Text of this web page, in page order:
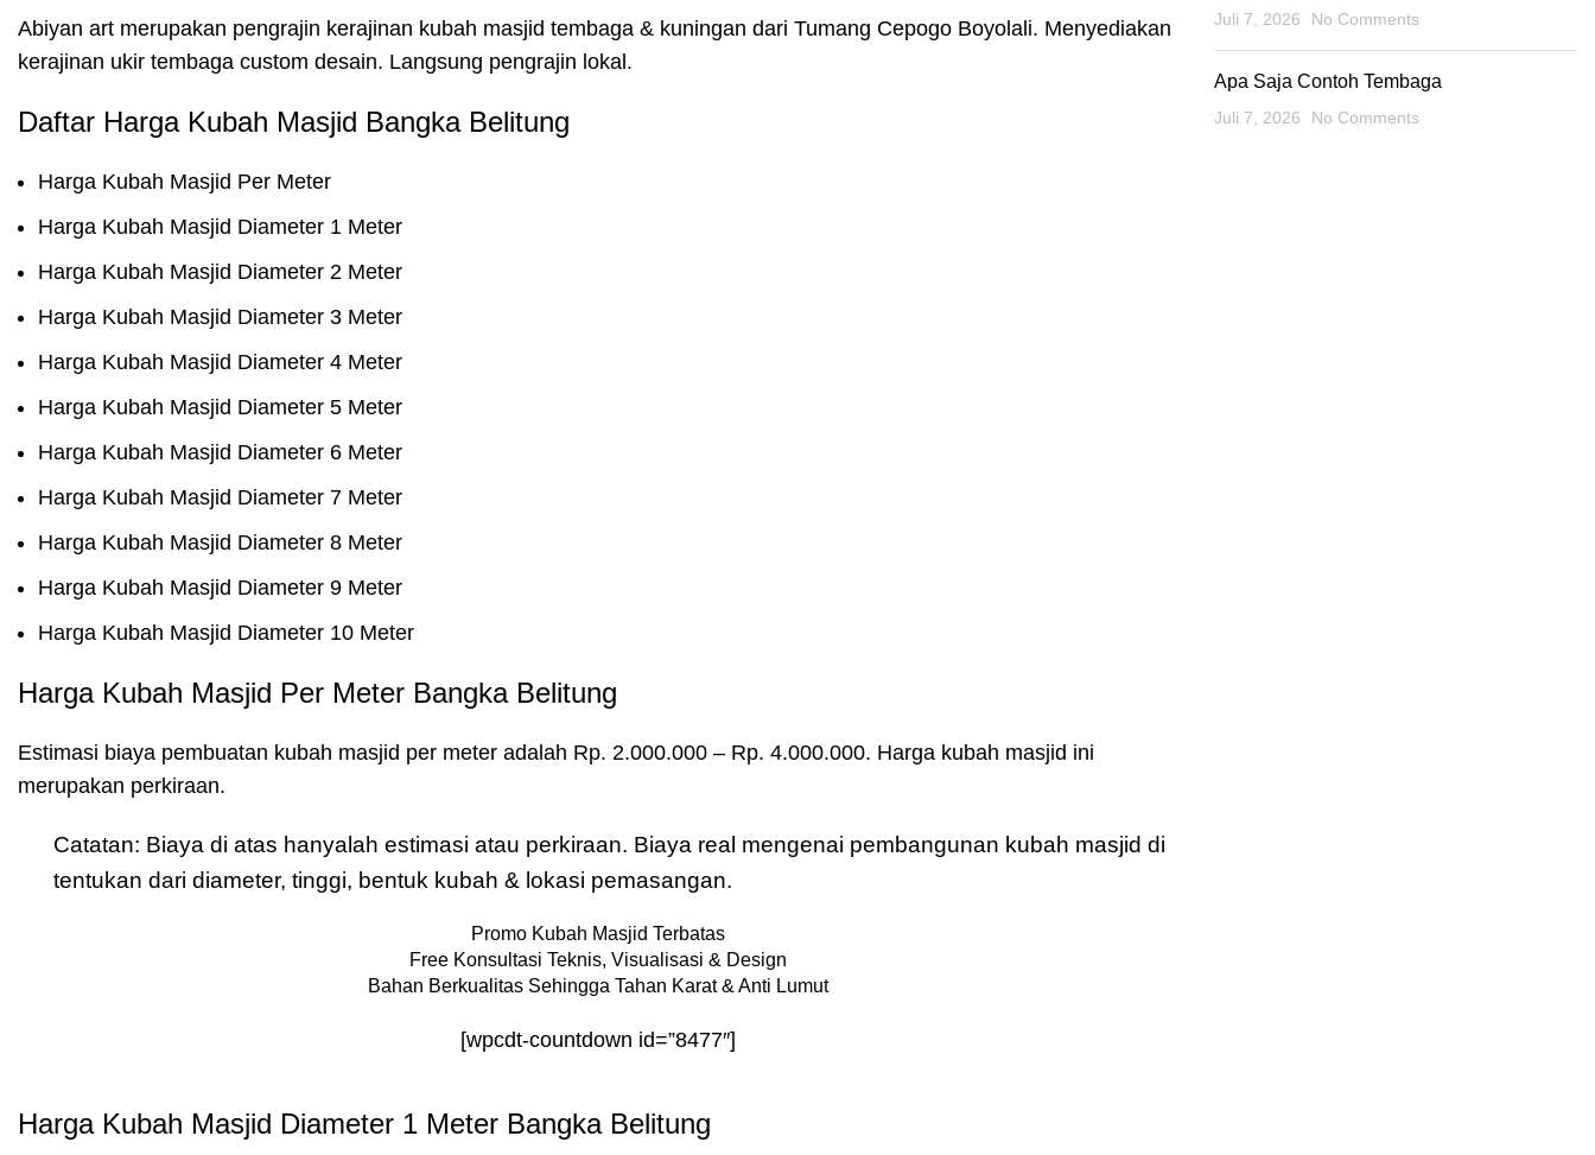
Abiyan art merupakan pengrajin kerajinan kubah masjid tembaga & kuningan dari Tumang Cepogo Boyolali. Menyediakan
kerajinan ukir tembaga custom desain. Langsung pengrajin lokal.
Daftar Harga Kubah Masjid Bangka Belitung
Harga Kubah Masjid Per Meter
Harga Kubah Masjid Diameter 1 Meter
Harga Kubah Masjid Diameter 2 Meter
Harga Kubah Masjid Diameter 3 Meter
Harga Kubah Masjid Diameter 4 Meter
Harga Kubah Masjid Diameter 5 Meter
Harga Kubah Masjid Diameter 6 Meter
Harga Kubah Masjid Diameter 7 Meter
Harga Kubah Masjid Diameter 8 Meter
Harga Kubah Masjid Diameter 9 Meter
Harga Kubah Masjid Diameter 10 Meter
Harga Kubah Masjid Per Meter Bangka Belitung
Estimasi biaya pembuatan kubah masjid per meter adalah Rp. 2.000.000 – Rp. 4.000.000. Harga kubah masjid ini
merupakan perkiraan.
Catatan: Biaya di atas hanyalah estimasi atau perkiraan. Biaya real mengenai pembangunan kubah masjid di
tentukan dari diameter, tinggi, bentuk kubah & lokasi pemasangan.
Promo Kubah Masjid Terbatas
Free Konsultasi Teknis, Visualisasi & Design
Bahan Berkualitas Sehingga Tahan Karat & Anti Lumut
[wpcdt-countdown id=”8477″]
Harga Kubah Masjid Diameter 1 Meter Bangka Belitung
Juli 7, 2026 No Comments
Apa Saja Contoh Tembaga
Juli 7, 2026 No Comments